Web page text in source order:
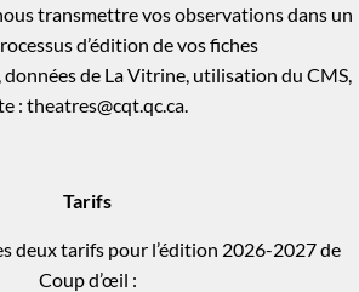
transmettre vos observations dans un
d’édition de vos fiches
de La Vitrine, utilisation du CMS,
: theatres@cqt.qc.ca.
Tarifs
deux tarifs pour l’édition 2026-2027 de
Coup d’œil :